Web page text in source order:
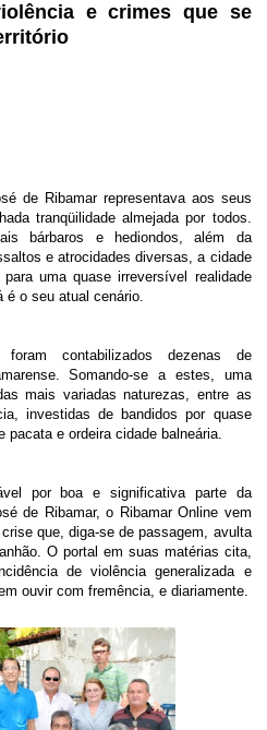
e crimes que se
de Ribamar representava aos seus
tranqüilidade almejada por todos.
bárbaros e hediondos, além da
e atrocidades diversas, a cidade
uma quase irreversível realidade
é o seu atual cenário.
contabilizados dezenas de
Somando-se a estes, uma
mais variadas naturezas, entre as
investidas de bandidos por quase
pacata e ordeira cidade balneária.
por boa e significativa parte da
de Ribamar, o Ribamar Online vem
que, diga-se de passagem, avulta
O portal em suas matérias cita,
de violência generalizada e
ouvir com fremência, e diariamente.